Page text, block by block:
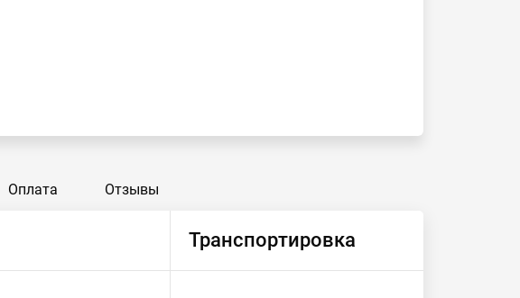
Оплата Отзывы
Транспортировка